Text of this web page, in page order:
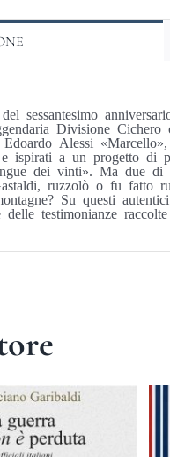
sessantesimo
Divisione
Alessi
ispirati a un progetto di
dei vinti». Ma due
ruzzolò o fu fatto
Su questi
testimonianze